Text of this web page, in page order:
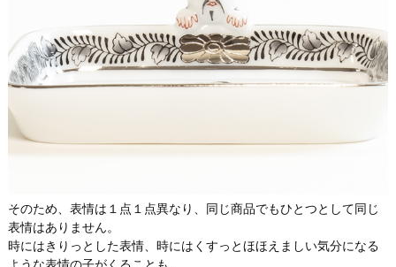
そのため、表情は１点１点異なり、同じ商品でもひとつとして同じ
表情はありません。
時にはきりっとした表情、時にはくすっとほほえましい気分になる
ような表情の子がくることも。